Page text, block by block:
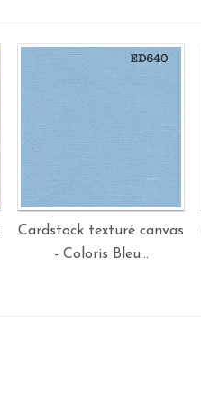
Cardstock texturé canvas
- Coloris Bleu...